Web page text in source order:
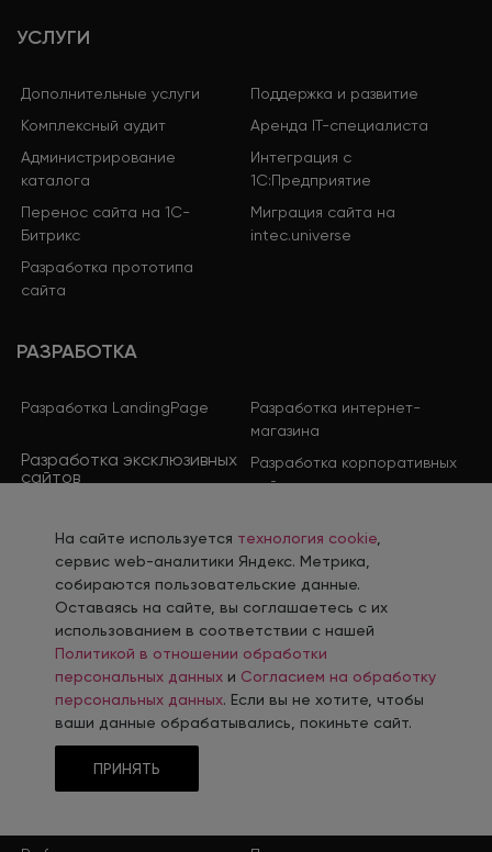
УСЛУГИ
Дополнительные услуги
Поддержка и развитие
Комплексный аудит
Аренда IT-специалиста
Администрирование
каталога
Интеграция с
1С:Предприятие
Перенос сайта на 1С-
Битрикс
Миграция сайта на
intec.universe
Разработка прототипа
сайта
РАЗРАБОТКА
Разработка LandingPage
Разработка интернет-
магазина
Разработка эксклюзивных
сайтов
Разработка корпоративных
сайтов
проектов
приложений
Разработка промышленных
B2B-порталов
ПРОДВИЖЕНИЕ
Комплексное продвижение
Контекстная реклама
Продвижение в социальных
На сайте используется технология cookie
сервис web-аналитики Яндекс. Метрика,
собираются пользовательские данные.
Оставаясь на сайте, вы соглашаетесь с их
использованием в соответствии с нашей
Политикой в отношении обработки
персональных данных и Согласием на обработку
персональных данных. Если вы не хотите, чтобы
ваши данные обрабатывались, покиньте сайт.
ПРИНЯТЬ